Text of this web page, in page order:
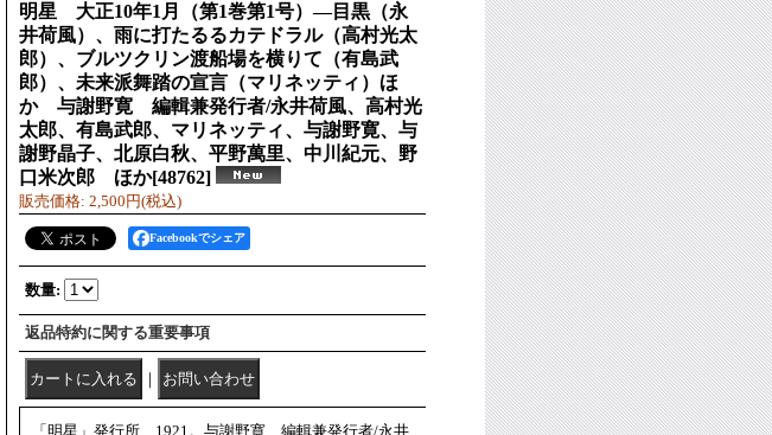
明星 大正10年1月（第1巻第1号）―目黒（永
井荷風）、雨に打たるるカテドラル（高村光太
郎）、ブルツクリン渡船場を横りて（有島武
郎）、未来派舞踏の宣言（マリネッティ）ほ
か 与謝野寛 編輯兼発行者/永井荷風、高村光
太郎、有島武郎、マリネッティ、与謝野寛、与
謝野晶子、北原白秋、平野萬里、中川紀元、野
口米次郎 ほか[48762]
販売価格: 2,500円(税込)
Facebookでシェア
数量:
返品特約に関する重要事項
｜
「明星」発行所、1921。与謝野寛 編輯兼発行者/永井